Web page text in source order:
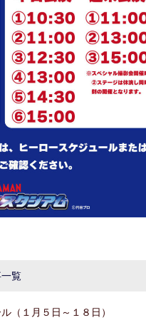
覧
（１月５日～１８日）